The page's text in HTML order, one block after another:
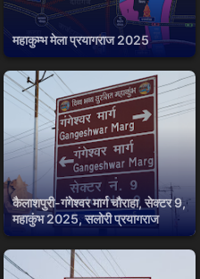
महाकुम्भ मेला प्रयागराज 2025
कैलाशपुरी-गंगेश्वर मार्ग चौराहा, सेक्टर 9,
महाकुंभ 2025, सलोरी प्रयागराज